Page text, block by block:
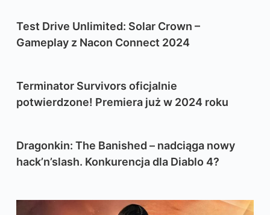
Test Drive Unlimited: Solar Crown –
Gameplay z Nacon Connect 2024
Terminator Survivors oficjalnie
potwierdzone! Premiera już w 2024 roku
Dragonkin: The Banished – nadciąga nowy
hack’n’slash. Konkurencja dla Diablo 4?